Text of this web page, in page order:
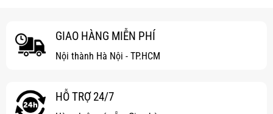
GIAO HÀNG MIỄN PHÍ
Nội thành Hà Nội - TP.HCM
HỖ TRỢ 24/7